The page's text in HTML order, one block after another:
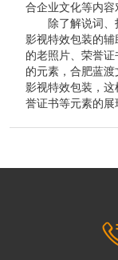
合企业文化等内容
除了解说词、
影视特效包装的
的老照片、荣誉
的元素，合肥蓝
影视特效包装，
誉证书等元素的展